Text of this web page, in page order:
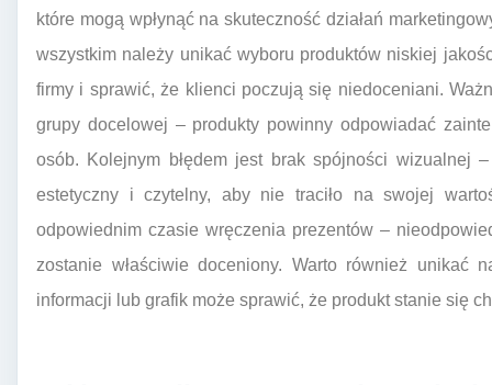
które mogą wpłynąć na skuteczność działań
wszystkim należy unikać wyboru produktów niskiej
firmy i sprawić, że klienci poczują się niedoceniani.
grupy docelowej – produkty powinny odpowiadać
osób. Kolejnym błędem jest brak spójności wizualnej
estetyczny i czytelny, aby nie traciło na swojej
odpowiednim czasie wręczenia prezentów –
zostanie właściwie doceniony. Warto również unikać
informacji lub grafik może sprawić, że produkt stanie się